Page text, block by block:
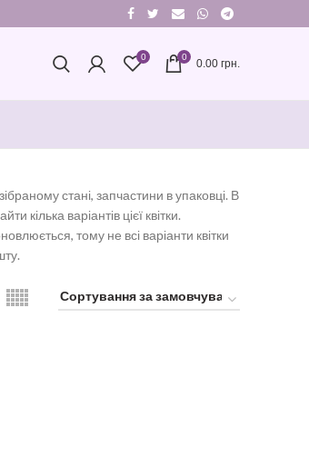
0 0
0.00 грн.
стані, запчастини в упаковці. В
варіантів цієї квітки.
тому не всі варіанти квітки